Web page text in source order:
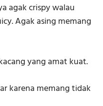
agak crispy walau
Agak asing memang
yang amat kuat.
karena memang tidak